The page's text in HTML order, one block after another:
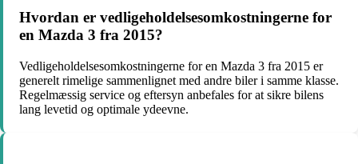
Hvordan er vedligeholdelsesomkostningerne for
en Mazda 3 fra 2015?
Vedligeholdelsesomkostningerne for en Mazda 3 fra 2015 er
generelt rimelige sammenlignet med andre biler i samme klasse.
Regelmæssig service og eftersyn anbefales for at sikre bilens
lang levetid og optimale ydeevne.